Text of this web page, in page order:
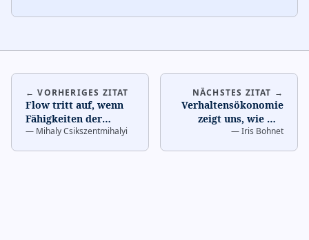
← VORHERIGES ZITAT
Flow tritt auf, wenn
Fähigkeiten der
Herausforderung
— Mihaly Csikszentmihalyi
NÄCHSTES ZITAT →
Verhaltensökonomie
zeigt uns, wie wir
organisatorische
—Iris Bohnet